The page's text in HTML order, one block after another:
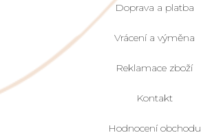
Doprava a platba
Vrácení a výměna
Reklamace zboží
Kontakt
Hodnocení obchodu